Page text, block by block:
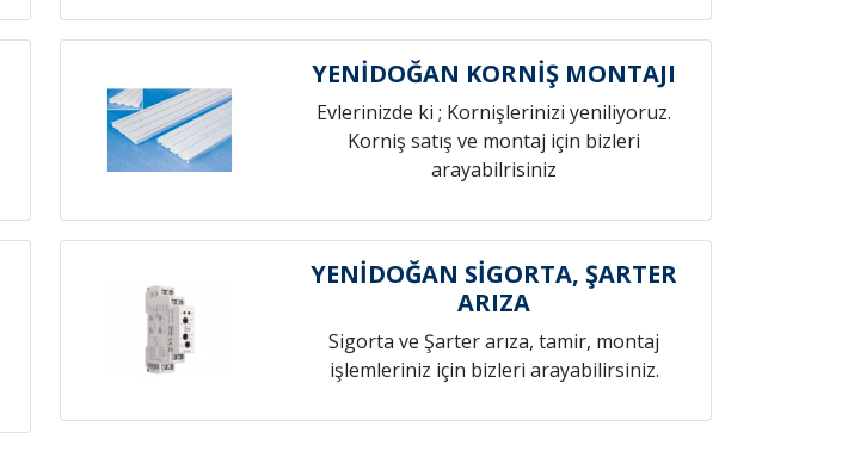
YENİDOĞAN KORNİŞ MONTAJI
Evlerinizde ki ; Kornişlerinizi yeniliyoruz.
Korniş satış ve montaj için bizleri
arayabilrisiniz
YENİDOĞAN SİGORTA, ŞARTER
ARIZA
Sigorta ve Şarter arıza, tamir, montaj
işlemleriniz için bizleri arayabilirsiniz.